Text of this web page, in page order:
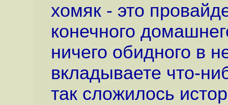
хомяк - это
конечного
ничего обидного в
вкладываете что-
так сложилось